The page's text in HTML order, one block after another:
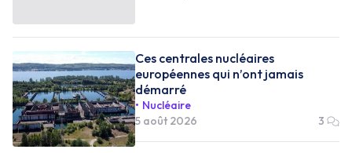
Ces centrales nucléaires
européennes qui n’ont jamais
démarré
Nucléaire
5 août 2026
3